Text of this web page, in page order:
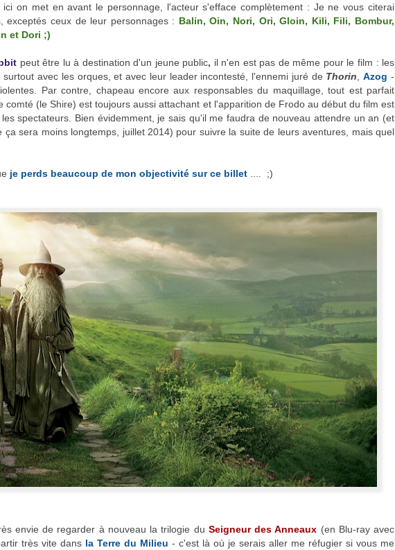
ici on met en avant le personnage, l'acteur s'efface complètement : Je ne vous citerai
exceptés ceux de leur personnages : Balin, Oin, Nori, Ori, Gloin, Kili, Fili, Bombur,
et Dori ;)
peut être lu à destination d'un jeune public, il n'en est pas de même pour le film : les
surtout avec les orques, et avec leur leader incontesté, l'ennemi juré de Thorin ,Azog -
Par contre, chapeau encore aux responsables du maquillage, tout est parfait
comté (le Shire) est toujours aussi attachant et l'apparition de Frodo au début du film est
spectateurs. Bien évidemment, je sais qu'il me faudra de nouveau attendre un an (et
ça sera moins longtemps, juillet 2014) pour suivre la suite de leurs aventures, mais quel
je perds beaucoup de mon objectivité sur ce billet .... ;)
envie de regarder à nouveau la trilogie du Seigneur des Anneaux (en Blu-ray avec
très vite dans la Terre du Milieu - c'est là où je serais aller me réfugier si vous me